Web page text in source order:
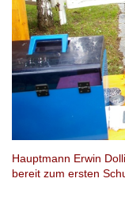
Hauptmann Erwin
bereit zum ersten